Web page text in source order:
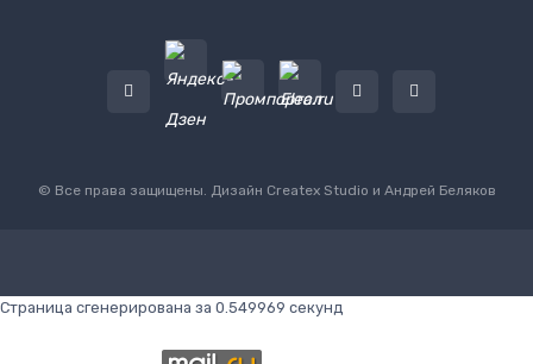
© Все права защищены. Дизайн Createx Studio и Андрей Беляков
Страница сгенерирована за 0.549969 секунд